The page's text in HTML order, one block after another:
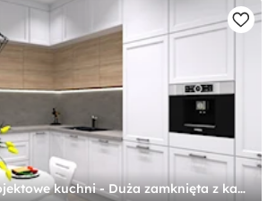
Wizualizacje projektowe kuchni - Duża zamknięta z kamiennym blatem szara z zabudowaną lodówką z nablatowym zlewozmywakiem kuchnia w kształcie litery l, styl skandynawski - zdjęcie od Art.studio